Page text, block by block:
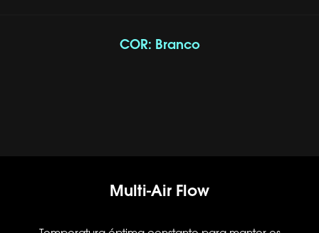
COR: Branco
Multi-Air Flow